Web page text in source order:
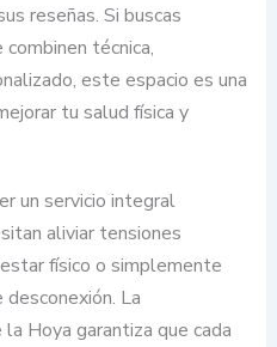
reseñas. Si buscas
técnica,
este espacio es una
tu salud física y
un servicio integral
aliviar tensiones
físico o simplemente
La
Hoya garantiza que cada